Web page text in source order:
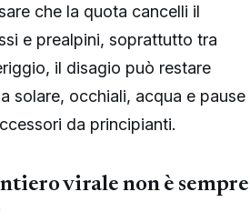
che la quota cancelli il
e prealpini, soprattutto tra
il disagio può restare
solare, occhiali, acqua e pause
da principianti.
virale non è sempre